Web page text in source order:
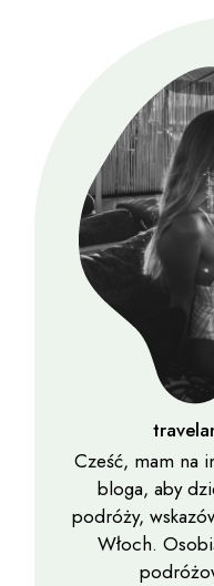
Cześć, mam na
bloga, aby
podróży,
Włoch.